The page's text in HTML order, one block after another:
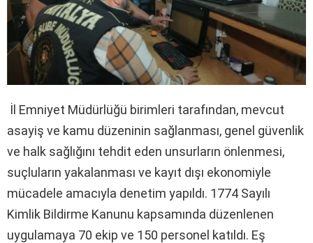
İl Emniyet Müdürlüğü birimleri tarafından, mevcut
asayiş ve kamu düzeninin sağlanması, genel güvenlik
ve halk sağlığını tehdit eden unsurların önlenmesi,
suçluların yakalanması ve kayıt dışı ekonomiyle
mücadele amacıyla denetim yapıldı. 1774 Sayılı
Kimlik Bildirme Kanunu kapsamında düzenlenen
uygulamaya 70 ekip ve 150 personel katıldı. Eş